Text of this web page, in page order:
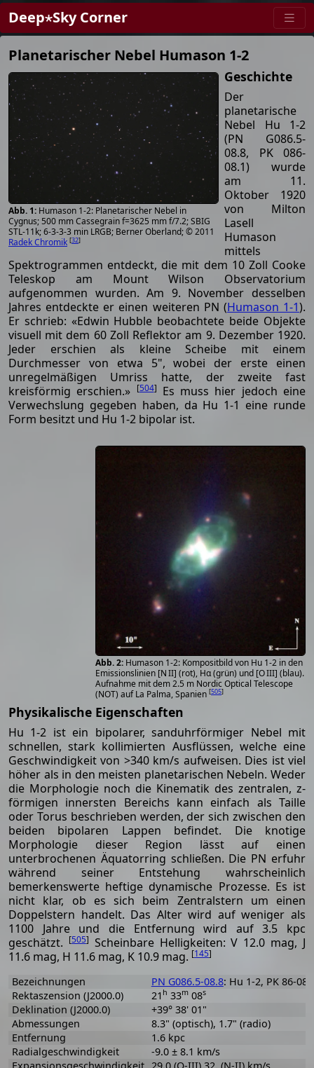
Deep⋆Sky Corner
Planetarischer Nebel Humason 1-2
Humason 1-2: Planetarischer Nebel in
Cygnus; 500 mm Cassegrain f=3625 mm f/7.2; SBIG
STL-11k; 6-3-3-3 min LRGB; Berner Oberland; © 2011
Radek Chromik [32]
Geschichte
Der
planetarische
Nebel Hu 1-2
(PN G086.5-
08.8, PK 086-
08.1) wurde
am 11.
Oktober 1920
von Milton
Lasell
Humason
mittels
Spektrogrammen entdeckt, die mit dem 10 Zoll Cooke
Teleskop am Mount Wilson Observatorium
aufgenommen wurden. Am 9. November desselben
Jahres entdeckte er einen weiteren PN (Humason 1-1).
Er schrieb: «Edwin Hubble beobachtete beide Objekte
visuell mit dem 60 Zoll Reflektor am 9. Dezember 1920.
Jeder erschien als kleine Scheibe mit einem
Durchmesser von etwa 5", wobei der erste einen
unregelmäßigen Umriss hatte, der zweite fast
kreisförmig erschien.» [504] Es muss hier jedoch eine
Verwechslung gegeben haben, da Hu 1-1 eine runde
Form besitzt und Hu 1-2 bipolar ist.
Humason 1-2: Kompositbild von Hu 1-2 in den
Emissionslinien [N II] (rot), Hα (grün) und [O III] (blau).
Aufnahme mit dem 2.5 m Nordic Optical Telescope
(NOT) auf La Palma, Spanien [505]
Physikalische Eigenschaften
Hu 1-2 ist ein bipolarer, sanduhrförmiger Nebel mit
schnellen, stark kollimierten Ausflüssen, welche eine
Geschwindigkeit von >340 km/s aufweisen. Dies ist viel
höher als in den meisten planetarischen Nebeln. Weder
die Morphologie noch die Kinematik des zentralen, z-
förmigen innersten Bereichs kann einfach als Taille
oder Torus beschrieben werden, der sich zwischen den
beiden bipolaren Lappen befindet. Die knotige
Morphologie dieser Region lässt auf einen
unterbrochenen Äquatorring schließen. Die PN erfuhr
während seiner Entstehung wahrscheinlich
bemerkenswerte heftige dynamische Prozesse. Es ist
nicht klar, ob es sich beim Zentralstern um einen
Doppelstern handelt. Das Alter wird auf weniger als
1100 Jahre und die Entfernung wird auf 3.5 kpc
geschätzt. [505] Scheinbare Helligkeiten: V 12.0 mag, J
11.6 mag, H 11.6 mag, K 10.9 mag. [145]
Bezeichnungen PN G086.5-08.8: Hu 1-2, PK 86-
Rektaszension (J2000.0)
21 h 33m08s
Deklination (J2000.0)
+39° 38' 01"
Abmessungen
8.3" (optisch), 1.7" (radio)
Entfernung
1.6 kpc
Radialgeschwindigkeit
-9.0 ± 8.1 km/s